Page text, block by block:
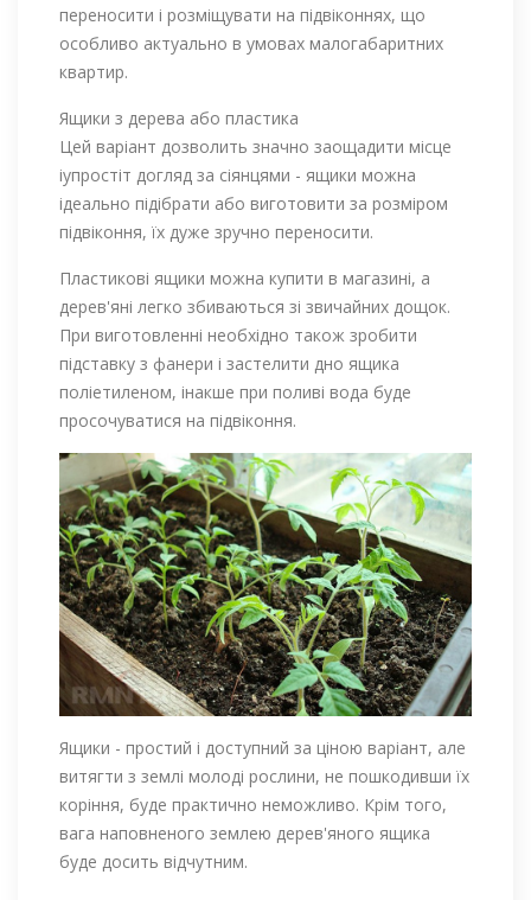
переносити і розміщувати на підвіконнях, що
особливо актуально в умовах малогабаритних
квартир.
Ящики з дерева або пластика
Цей варіант дозволить значно заощадити місце
іупростіт догляд за сіянцями - ящики можна
ідеально підібрати або виготовити за розміром
підвіконня, їх дуже зручно переносити.
Пластикові ящики можна купити в магазині, а
дерев'яні легко збиваються зі звичайних дощок.
При виготовленні необхідно також зробити
підставку з фанери і застелити дно ящика
поліетиленом, інакше при поливі вода буде
просочуватися на підвіконня.
Ящики - простий і доступний за ціною варіант, але
витягти з землі молоді рослини, не пошкодивши їх
коріння, буде практично неможливо. Крім того,
вага наповненого землею дерев'яного ящика
буде досить відчутним.